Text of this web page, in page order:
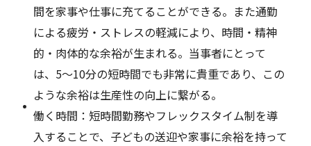
間を家事や仕事に充てることができる。また通勤
による疲労・ストレスの軽減により、時間・精神
的・肉体的な余裕が生まれる。当事者にとって
は、5～10分の短時間でも非常に貴重であり、この
ような余裕は生産性の向上に繋がる。
働く時間：短時間勤務やフレックスタイム制を導
入することで、子どもの送迎や家事に余裕を持って